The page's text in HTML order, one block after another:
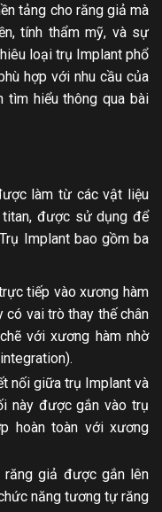
tảng cho răng giả mà
tính thẩm mỹ, và sự
loại trụ Implant phổ
hợp với nhu cầu của
tìm hiểu thông qua bài
làm từ các vật liệu
được sử dụng để
Implant bao gồm ba
tiếp vào xương hàm
có vai trò thay thế chân
với xương hàm nhờ
nối giữa trụ Implant và
này được gắn vào trụ
hoàn toàn với xương
răng giả được gắn lên
năng tương tự răng